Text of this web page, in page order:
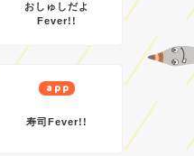
おしゅしだよ
Fever!!
app
寿司Fever!!